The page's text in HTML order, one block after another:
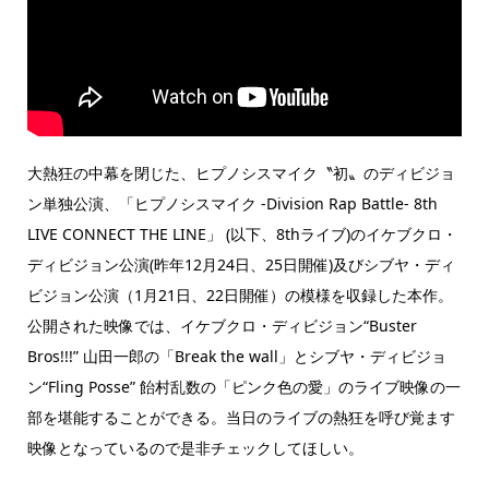
大熱狂の中幕を閉じた、ヒプノシスマイク〝初〟のディビジョ
ン単独公演、「ヒプノシスマイク -Division Rap Battle- 8th
LIVE CONNECT THE LINE」 (以下、8thライブ)のイケブクロ・
ディビジョン公演(昨年12月24日、25日開催)及びシブヤ・ディ
ビジョン公演（1月21日、22日開催）の模様を収録した本作。
公開された映像では、イケブクロ・ディビジョン“Buster
Bros!!!” 山田一郎の「Break the wall」とシブヤ・ディビジョ
ン“Fling Posse” 飴村乱数の「ピンク色の愛」のライブ映像の一
部を堪能することができる。当日のライブの熱狂を呼び覚ます
映像となっているので是非チェックしてほしい。